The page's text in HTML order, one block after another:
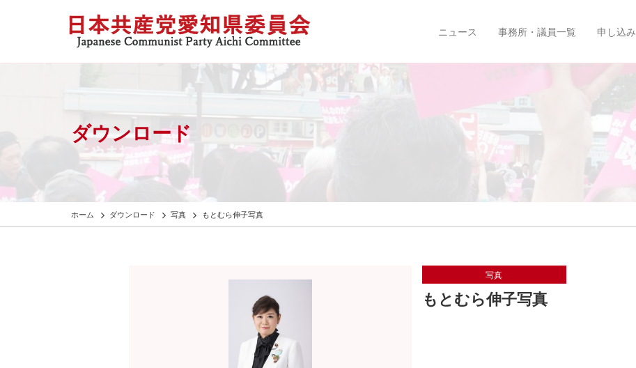
ニュース 事務所・議員一覧 申し込み
ダウンロード
ホーム ダウンロード 写真 もとむら伸子写真
写真
もとむら伸子写真